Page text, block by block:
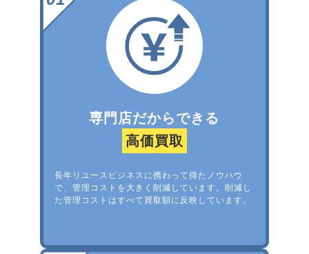
専門店だからできる
高価買取
長年リユースビジネスに携わって得たノウハウ
で、管理コストを大きく削減しています。削減し
た管理コストはすべて買取額に反映しています。